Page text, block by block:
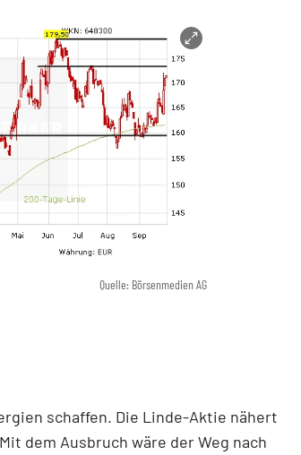
Quelle: Börsenmedien AG
schaffen. Die Linde-Aktie nähert
dem Ausbruch wäre der Weg nach